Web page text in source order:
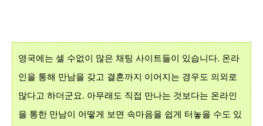
영국에는 셀 수없이 많은 채팅 사이트들이 있습니다. 온라
인을 통해 만남을 갖고 결혼까지 이어지는 경우도 의외로
많다고 하더군요. 아무래도 직접 만나는 것보다는 온라인
을 통한 만남이 어떻게 보면 속마음을 쉽게 터놓을 수도 있